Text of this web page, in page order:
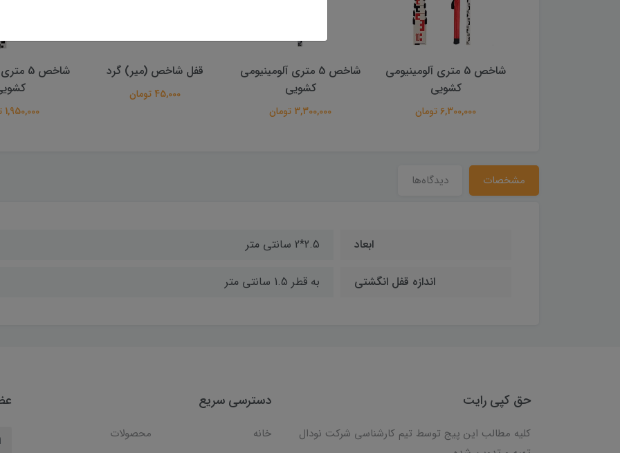
شاخص 5 متری آلومینیومی
کشویی
6,300,000 تومان
شاخص 5 متری آلومینیومی
کشویی
3,300,000 تومان
قفل شاخص (میر) گرد
45,000 تومان
شاخص 5
1,950,000 تومان
مشخصات دیدگاه‌ها
ابعاد 2.5*2 سانتی متر
اندازه قفل انگشتی به قطر 1.5 سانتی متر
حق کپی رایت
کلیه مطالب این پیج توسط تیم کارشناسی شرکت نودال
دسترسی سریع
خانه
محصولات